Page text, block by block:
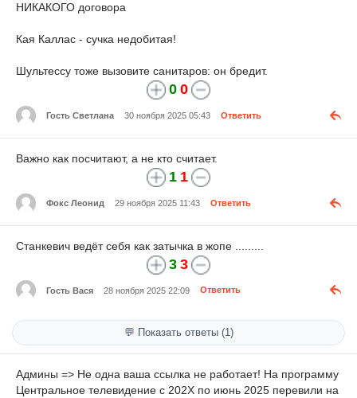
НИКАКОГО договора
Кая Каллас - сучка недобитая!
Шультессу тоже вызовите санитаров: он бредит.
0 0
Гость Светлана 30 ноября 2025 05:43 Ответить
Важно как посчитают, а не кто считает.
1 1
Фокс Леонид 29 ноября 2025 11:43 Ответить
Станкевич ведёт себя как затычка в жопе .........
3 3
Гость Вася 28 ноября 2025 22:09 Ответить
💬 Показать ответы (1)
Админы => Не одна ваша ссылка не работает! На программу
Центральное телевидение с 202Х по июнь 2025 перевили на